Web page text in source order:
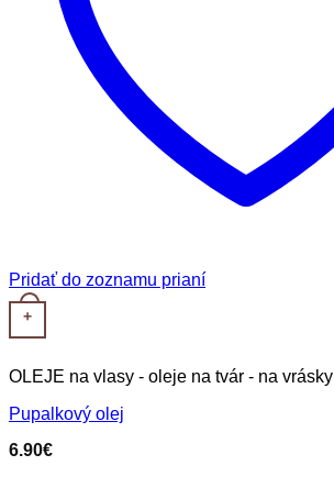
Pridať do zoznamu prianí
+
OLEJE na vlasy - oleje na tvár - na vrásky
Pupalkový olej
6.90€